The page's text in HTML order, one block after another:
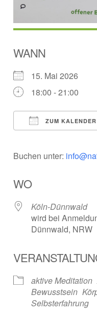
WANN
15. Mai 2026
18:00 - 21:00
ZUM
Buchen unter:
WO
Köln-Dünnwald
wird bei
Dünnwald, NRW
aktive Meditation
Bewusstsein
Selbsterfahrung